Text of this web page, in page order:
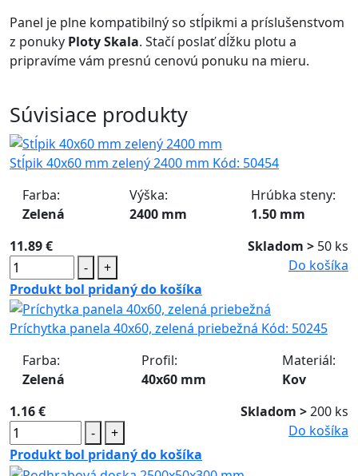
Panel je plne kompatibilný so stĺpikmi a príslušenstvom
z ponuky Ploty Skala. Stačí poslať dĺžku plotu a
pripravíme vám presnú cenovú ponuku na mieru.
Súvisiace produkty
Stĺpik 40x60 mm zelený 2400 mm Kód: 50454
Farba:
Zelená
Výška:
2400 mm
Hrúbka steny:
1.50 mm
11.89 €
Skladom > 50 ks
-
+
Do košíka
Produkt bol pridaný do košíka
Príchytka panela 40x60, zelená priebežná Kód: 50245
Farba:
Zelená
Profil:
40x60 mm
Materiál:
Kov
1.16 €
Skladom >200 ks
-
+
Do košíka
Produkt bol pridaný do košíka